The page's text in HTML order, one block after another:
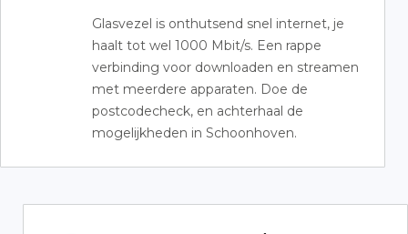
Glasvezel is onthutsend snel internet, je
haalt tot wel 1000 Mbit/s. Een rappe
verbinding voor downloaden en streamen
met meerdere apparaten. Doe de
postcodecheck, en achterhaal de
mogelijkheden in Schoonhoven.